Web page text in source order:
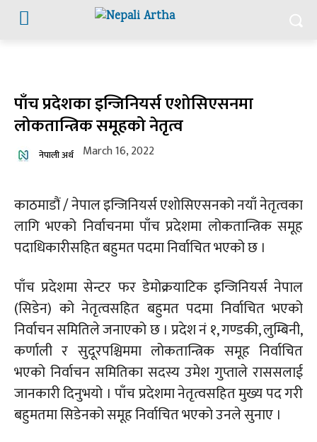
पाँच प्रदेशका इन्जिनियर्स एशोसिएसनमा
लोकतान्त्रिक समूहको नेतृत्व
नेपाली अर्थ March 16, 2022
काठमाडौं / नेपाल इन्जिनियर्स एशोसिएसनको नयाँ नेतृत्वका
लागि भएको निर्वाचनमा पाँच प्रदेशमा लोकतान्त्रिक समूह
पदाधिकारीसहित बहुमत पदमा निर्वाचित भएको छ ।
पाँच प्रदेशमा सेन्टर फर डेमोक्रयाटिक इन्जिनियर्स नेपाल
(सिडेन) को नेतृत्वसहित बहुमत पदमा निर्वाचित भएको
निर्वाचन समितिले जनाएको छ । प्रदेश नं १, गण्डकी, लुम्बिनी,
कर्णाली र सुदूरपश्चिममा लोकतान्त्रिक समूह निर्वाचित
भएको निर्वाचन समितिका सदस्य उमेश गुप्ताले राससलाई
जानकारी दिनुभयो । पाँच प्रदेशमा नेतृत्वसहित मुख्य पद गरी
बहुमतमा सिडेनको समूह निर्वाचित भएको उनले सुनाए ।